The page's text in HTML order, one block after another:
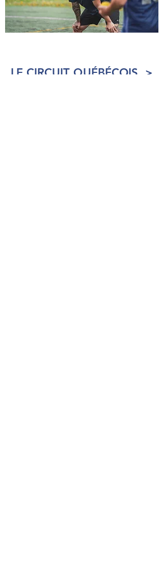
LE CIRCUIT QUÉBÉCOIS >